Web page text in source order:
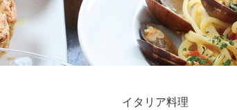
イタリア料理